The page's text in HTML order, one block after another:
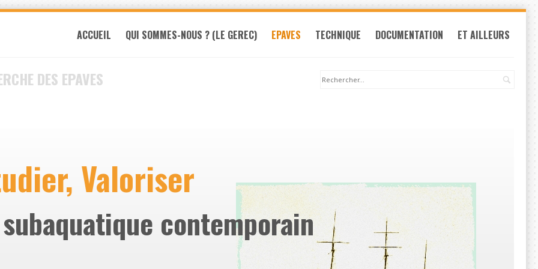
ACCUEIL QUI SOMMES-NOUS ? (LE GEREC) EPAVES TECHNIQUE DOCUMENTATION ET AILLEURS
DES EPAVES
Recherche:
Valoriser
contemporain